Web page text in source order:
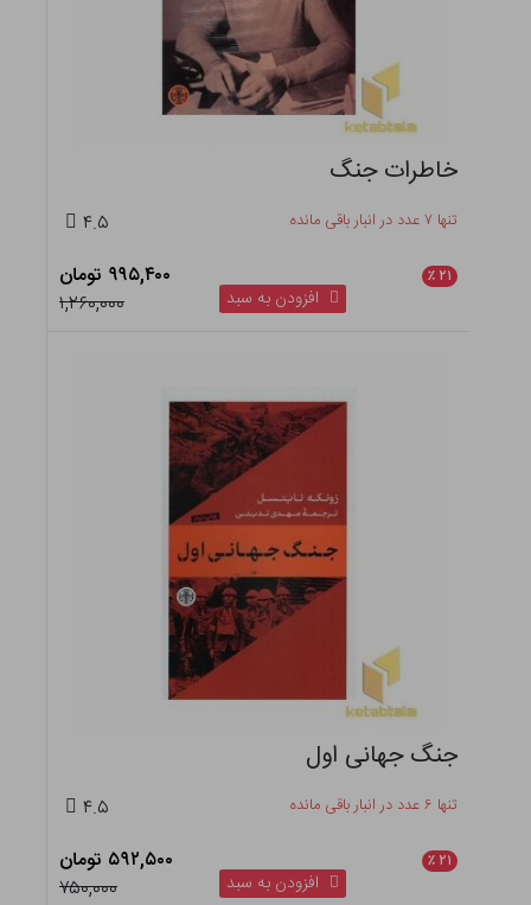
جنگ موجه یا ناموجه
افزودن به سبد
خاطرات جنگ